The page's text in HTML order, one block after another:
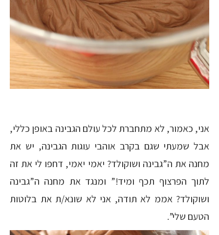
אני, כאמור, לא מתחברת לכל עולם הגבינה באופן כללי,
אבל שמעתי שגם בקרב אוהבי עוגות הגבינה, יש את
מחנה את ה”גבינה ושוקולד? יאמי יאמי, דחפו לי את זה
לתוך הפרצוף תכף ומיד!” ומנגד את מחנה ה”גבינה
ושוקולד? אממ לא תודה, אני לא שונא/ת את בלוטות
הטעם שלי”.